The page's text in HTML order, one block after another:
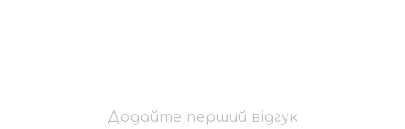
Додайте перший відгук